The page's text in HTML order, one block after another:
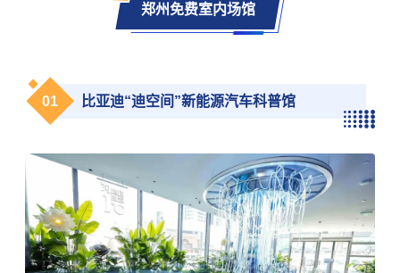
郑州免费室内场馆
01 比亚迪“迪空间”新能源汽车科普馆